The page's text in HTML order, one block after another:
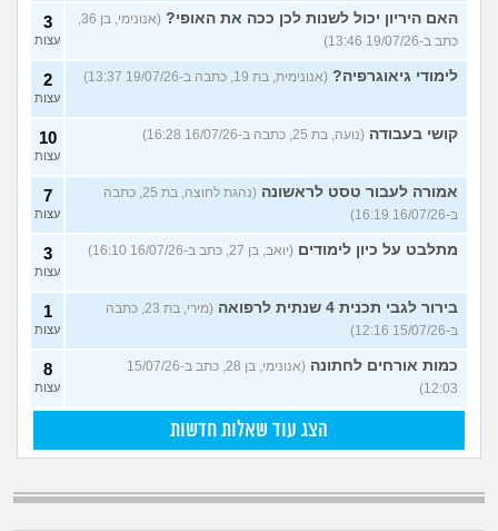
האם היריון יכול לשנות לכן ככה את האופי?
(אנונימי, בן 36,
כתב ב-19/07/26 13:46)
3
עצות
לימודי גיאוגרפיה? (אנונימית, בת 19, כתבה ב-19/07/26 13:37) 2
עצות
קושי בעבודה (נועה, בת 25, כתבה ב-16/07/26 16:28) 10
עצות
אמורה לעבור טסט לראשונה
(נהגת לחוצה, בת 25, כתבה
ב-16/07/26 16:19)
7
עצות
מתלבט על כיון לימודים (יואב, בן 27, כתב ב-16/07/26 16:10) 3
עצות
בירור לגבי תכנית 4 שנתית לרפואה
(מירי, בת 23, כתבה
ב-15/07/26 12:16)
1
עצות
כמות אורחים לחתונה
(אנונימי, בן 28, כתב ב-15/07/26
12:03)
8
עצות
הצג עוד שאלות חדשות